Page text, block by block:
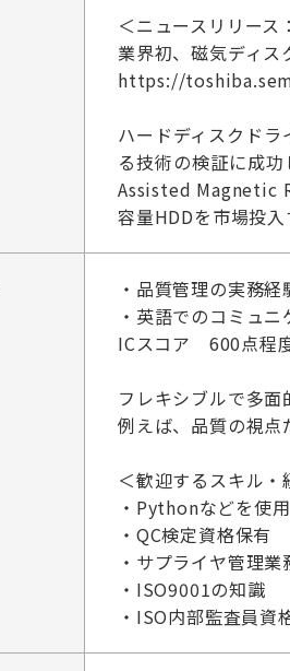
＜ニュースリリー
業界初、磁気ディ
https://
ハードディスクド
る技術の検証に成
Assisted Magnetic
容量HDDを市場投入
・品質管理の実務
・英語でのコミュ
ICスコア 600点程度
フレキシブルで多面
例えば、品質の視点
＜歓迎するスキル・
・Pythonなどを使
・QC検定資格保有
・サプライヤ管理業
・ISO9001の知識
・ISO内部監査員資